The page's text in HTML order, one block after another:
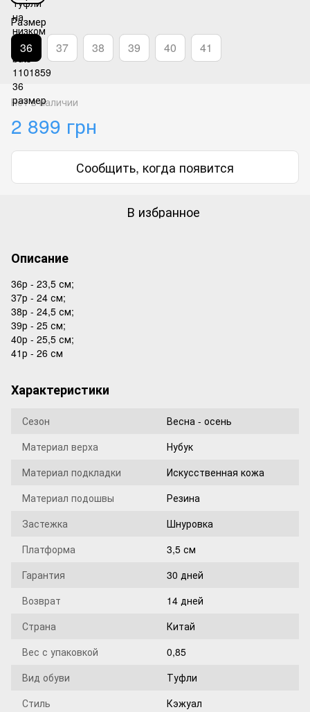
Размер
36 37 38 39 40 41
Нет в наличии
2 899 грн
Сообщить, когда появится
В избранное
Описание
36р - 23,5 см;
37р - 24 см;
38р - 24,5 см;
39р - 25 см;
40р - 25,5 см;
41р - 26 см
Характеристики
Сезон
Весна - осень
Материал верха
Нубук
Материал подкладки
Искусственная кожа
Материал подошвы
Резина
Застежка
Шнуровка
Платформа
3,5 см
Гарантия
30 дней
Возврат
14 дней
Страна
Китай
Вес с упаковкой
0,85
Вид обуви
Туфли
Стиль
Кэжуал